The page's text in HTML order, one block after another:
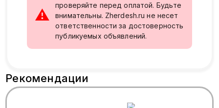
⚠
проверяйте перед оплатой. Будьте
внимательны. Zherdesh.ru не несет
ответственности за достоверность
публикуемых объявлений.
Рекомендации